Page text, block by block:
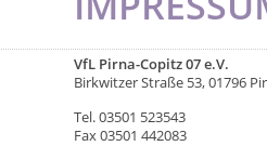
VfL Pirna-Copitz 07 e.V.
Birkwitzer Straße 53, 01796
Tel. 03501 523543
Fax 03501 442083